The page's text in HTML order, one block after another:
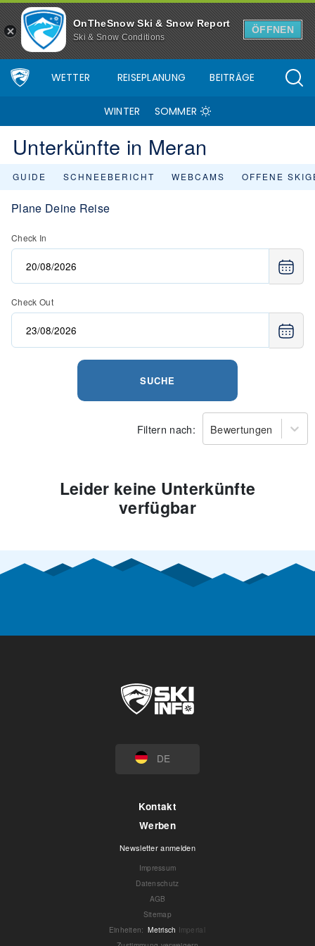
OnTheSnow Ski & Snow Report
Ski & Snow Conditions
ÖFFNEN
WETTER REISEPLANUNG BEITRÄGE
WINTER SOMMER
Unterkünfte in Meran
GUIDE SCHNEEBERICHT WEBCAMS OFFENE
Plane Deine Reise
Check In
Check Out
SUCHE
Filtern nach: Bewertungen
Leider keine Unterkünfte
verfügbar
DE
Kontakt
Werben
Newsletter anmelden
Impressum
Datenschutz
AGB
Sitemap
Einheiten: Metrisch Imperial